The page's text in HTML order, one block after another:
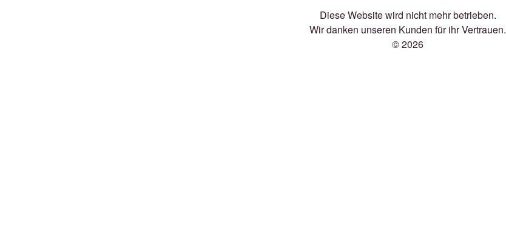
Diese Website wird nicht mehr betrieben.
Wir danken unseren Kunden für ihr Vertrauen.
© 2026